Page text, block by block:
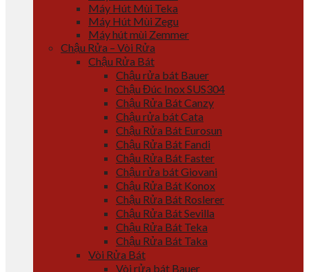
Máy Hút Mùi Teka
Máy Hút Mùi Zegu
Máy hút mùi Zemmer
Chậu Rửa – Vòi Rửa
Chậu Rửa Bát
Chậu rửa bát Bauer
Chậu Đúc Inox SUS304
Chậu Rửa Bát Canzy
Chậu rửa bát Cata
Chậu Rửa Bát Eurosun
Chậu Rửa Bát Fandi
Chậu Rửa Bát Faster
Chậu rửa bát Giovani
Chậu Rửa Bát Konox
Chậu Rửa Bát Roslerer
Chậu Rửa Bát Sevilla
Chậu Rửa Bát Teka
Chậu Rửa Bát Taka
Vòi Rửa Bát
Vòi rửa bát Bauer